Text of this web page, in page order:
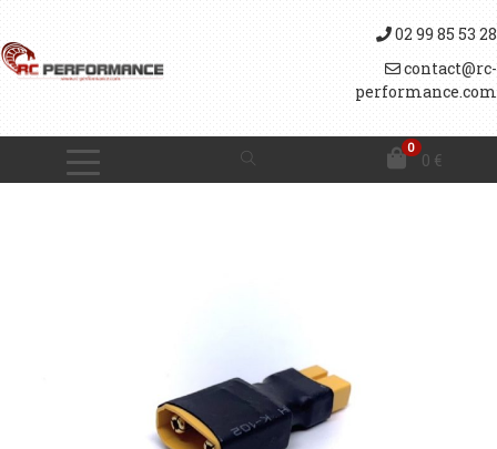
02 99 85 53 28
contact@rc-
performance.com
0
0 €